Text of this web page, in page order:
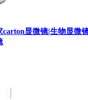
carton显微镜|生物显微